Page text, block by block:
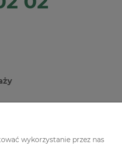
wykorzystanie przez nas